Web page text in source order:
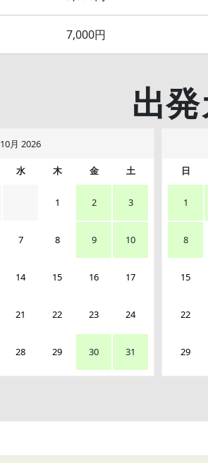
7,000円
出
10月 2026
水 木 金 土
1 2 3
7 8 9 10
14 15 16 17
21 22 23 24
28 29 30 31
日
1
8
15
22
29